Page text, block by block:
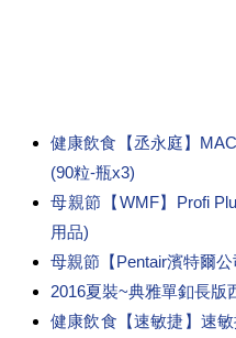
健康飲食【丞永庭】
(90粒-瓶x3)
母親節【WMF】Profi
用品)
母親節【Pentair濱特爾
2016夏裝~典雅單釦長版
健康飲食【速敏捷】速